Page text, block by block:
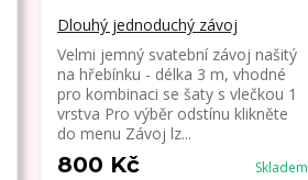
Dlouhý jednoduchý závoj
Velmi jemný svatební závoj našitý
na hřebínku - délka 3 m, vhodné
pro kombinaci se šaty s vlečkou 1
vrstva Pro výběr odstínu klikněte
do menu Závoj lz...
800 Kč Skladem